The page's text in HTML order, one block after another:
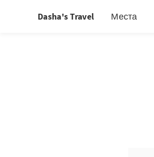
Dasha's Travel Места